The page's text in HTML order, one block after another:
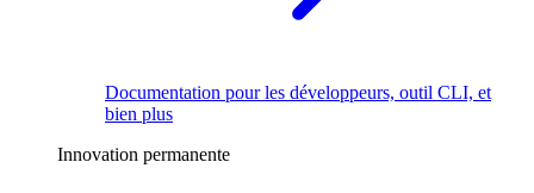
Documentation pour les développeurs, outil CLI, et
bien plus
Innovation permanente